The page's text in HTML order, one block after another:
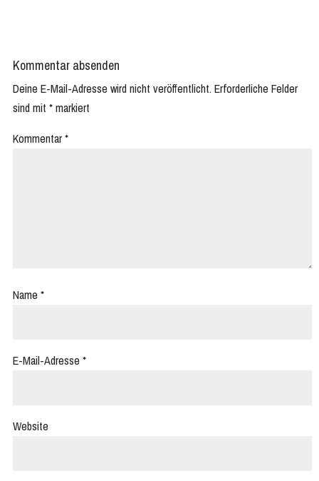
Kommentar absenden
Deine E-Mail-Adresse wird nicht veröffentlicht. Erforderliche Felder
sind mit *markiert
Kommentar*
Name *
E-Mail-Adresse *
Website